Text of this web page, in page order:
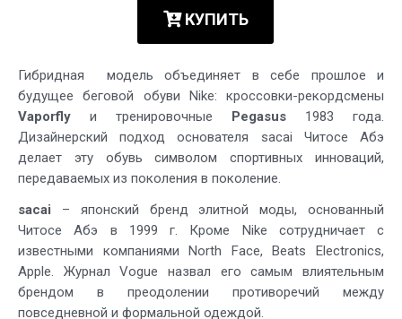
КУПИТЬ
Гибридная модель объединяет в себе прошлое и
будущее беговой обуви Nike: кроссовки-рекордсмены
Vaporfly и тренировочные Pegasus 1983 года.
Дизайнерский подход основателя sacai Читосе Абэ
делает эту обувь символом спортивных инноваций,
передаваемых из поколения в поколение.
sacai – японский бренд элитной моды, основанный
Читосе Абэ в 1999 г. Кроме Nike сотрудничает с
известными компаниями North Face, Beats Electronics,
Apple. Журнал Vogue назвал его самым влиятельным
брендом в преодолении противоречий между
повседневной и формальной одеждой.